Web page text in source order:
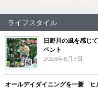
ライフスタイル
日野川の風を感じ
ベント
2026年8月7日
オールデイダイニングを一新 ヒ